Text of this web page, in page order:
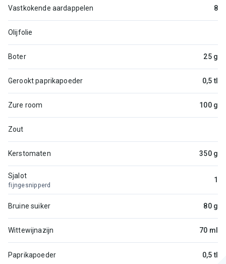
Vastkokende aardappelen 8
Olijfolie
Boter 25 g
Gerookt paprikapoeder 0,5 tl
Zure room 100 g
Zout
Kerstomaten 350 g
Sjalot
fijngesnipperd
1
Bruine suiker 80 g
Wittewijnazijn 70 ml
Paprikapoeder 0,5 tl